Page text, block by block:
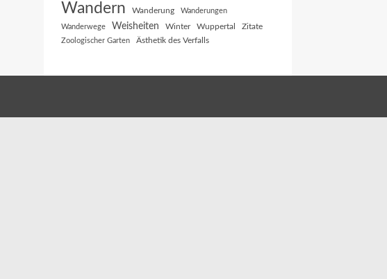
Wandern Wanderung Wanderungen
Wanderwege Weisheiten Winter Wuppertal Zitate
Zoologischer Garten Ästhetik des Verfalls